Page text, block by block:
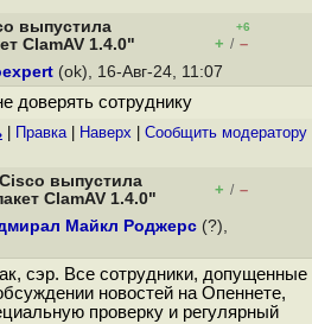
выпустила
ClamAV 1.4.0"
+6
+ / –
(ok), 16-Авг-24, 11:07
доверять сотруднику
Правка| Наверх Cообщить модератору
выпустила
ClamAV 1.4.0"
+ / –
Майкл Роджерс (?),
сэр. Все сотрудники, допущенные
новостей на Опеннете,
проверку и регулярный